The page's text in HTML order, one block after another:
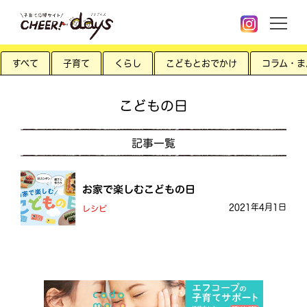
すべて 子育て くらし こどもとおでかけ コラム・
こどもの日
記事一覧
お家で楽しむこどもの日
レシピ 2021年4月1日